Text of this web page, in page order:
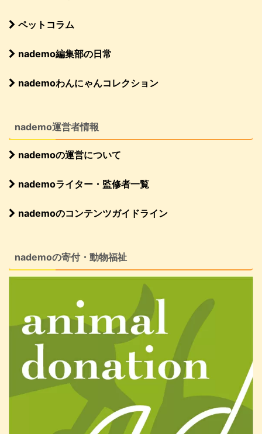
ペットコラム
nademo編集部の日常
nademoわんにゃんコレクション
nademo運営者情報
nademoの運営について
nademoライター・監修者一覧
nademoのコンテンツガイドライン
nademoの寄付・動物福祉